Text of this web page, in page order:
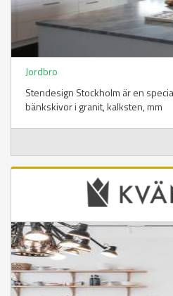
Jordbro
Stendesign Stockholm är en
bänkskivor i granit, kalksten, mm